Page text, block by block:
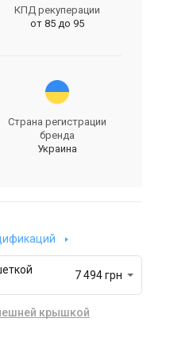
КПД рекуперации
от 85 до 95
Страна регистрации
бренда
Украина
7 494 грн
крышкой